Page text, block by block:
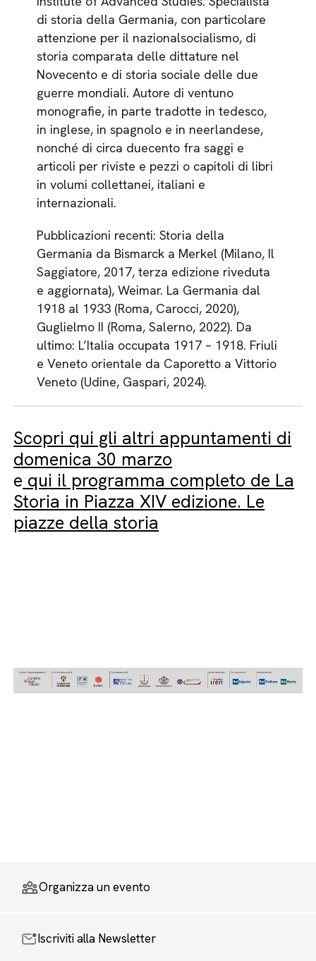
di storia della Germania, con particolare
attenzione per il nazionalsocialismo, di
storia comparata delle dittature nel
Novecento e di storia sociale delle due
guerre mondiali. Autore di ventuno
monografie, in parte tradotte in tedesco,
in inglese, in spagnolo e in neerlandese,
nonché di circa duecento fra saggi e
articoli per riviste e pezzi o capitoli di libri
in volumi collettanei, italiani e
internazionali.
Pubblicazioni recenti: Storia della
Germania da Bismarck a Merkel (Milano, Il
Saggiatore, 2017, terza edizione riveduta
e aggiornata), Weimar. La Germania dal
1918 al 1933 (Roma, Carocci, 2020),
Guglielmo II (Roma, Salerno, 2022). Da
ultimo: L’Italia occupata 1917 – 1918. Friuli
e Veneto orientale da Caporetto a Vittorio
Veneto (Udine, Gaspari, 2024).
Scopri qui gli altri appuntamenti di
domenica 30 marzo
e qui il programma completo de La
Storia in Piazza XIV edizione. Le
piazze della storia
Organizza un evento
Iscriviti alla Newsletter